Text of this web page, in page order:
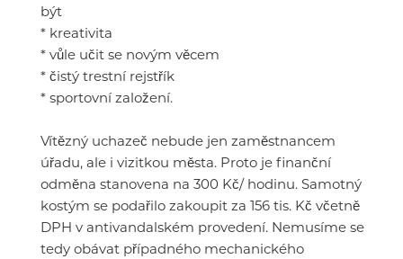
být
* kreativita
* vůle učit se novým věcem
* čistý trestní rejstřík
* sportovní založení.
Vítězný uchazeč nebude jen zaměstnancem
úřadu, ale i vizitkou města. Proto je finanční
odměna stanovena na 300 Kč/ hodinu. Samotný
kostým se podařilo zakoupit za 156 tis. Kč včetně
DPH v antivandalském provedení. Nemusíme se
tedy obávat případného mechanického